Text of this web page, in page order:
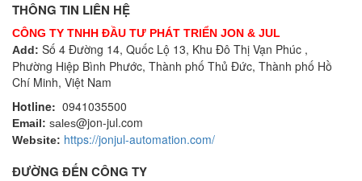
THÔNG TIN LIÊN HỆ
CÔNG TY TNHH ĐẦU TƯ PHÁT TRIỂN JON & JUL
Add: Số 4 Đường 14, Quốc Lộ 13, Khu Đô Thị Vạn Phúc ,
Phường Hiệp Bình Phước, Thành phố Thủ Đức, Thành phố Hồ
Chí Minh, Việt Nam
Hotline: 0941035500
Email: sales@jon-jul.com
Website: https://jonjul-automation.com/
ĐƯỜNG ĐẾN CÔNG TY